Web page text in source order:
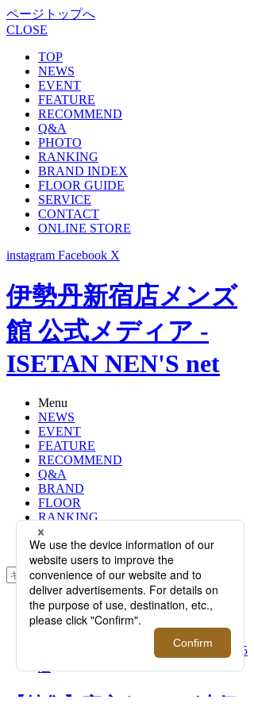
ページトップへ
CLOSE
TOP
NEWS
EVENT
FEATURE
RECOMMEND
Q&A
PHOTO
RANKING
BRAND INDEX
FLOOR GUIDE
SERVICE
CONTACT
ONLINE STORE
instagram Facebook X
伊勢丹新宿店メンズ
館 公式メディア -
ISETAN NEN'S net
Menu
NEWS
EVENT
FEATURE
RECOMMEND
Q&A
BRAND
FLOOR
RANKING
ONLINE STORE
SERVICE
検索
TOP
PHOTO
【特集】宮永えいとが本気で選ぶ、
お家時間をトクベツにするアイテム5